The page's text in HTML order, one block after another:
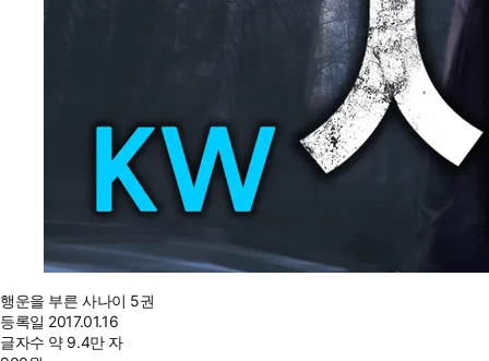
행운을 부른 사나이 5권
등록일 2017.01.16
글자수 약 9.4만 자